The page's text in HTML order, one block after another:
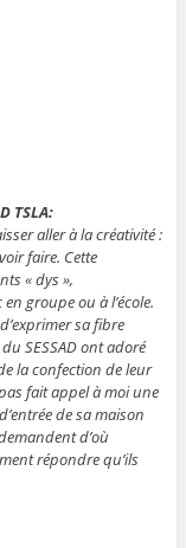
TSLA:
aller à la créativité :
faire. Cette
« dys »,
groupe ou à l’école.
sa fibre
SESSAD ont adoré
la confection de leur
fait appel à moi une
de sa maison
d’où
répondre qu’ils